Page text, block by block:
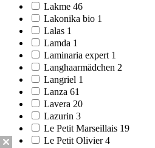
Lakme 46
Lakonika bio 1
Lalas 1
Lamda 1
Laminaria expert 1
Langhaarmädchen 2
Langriel 1
Lanza 61
Lavera 20
Lazurin 3
Le Petit Marseillais 19
Le Petit Olivier 4